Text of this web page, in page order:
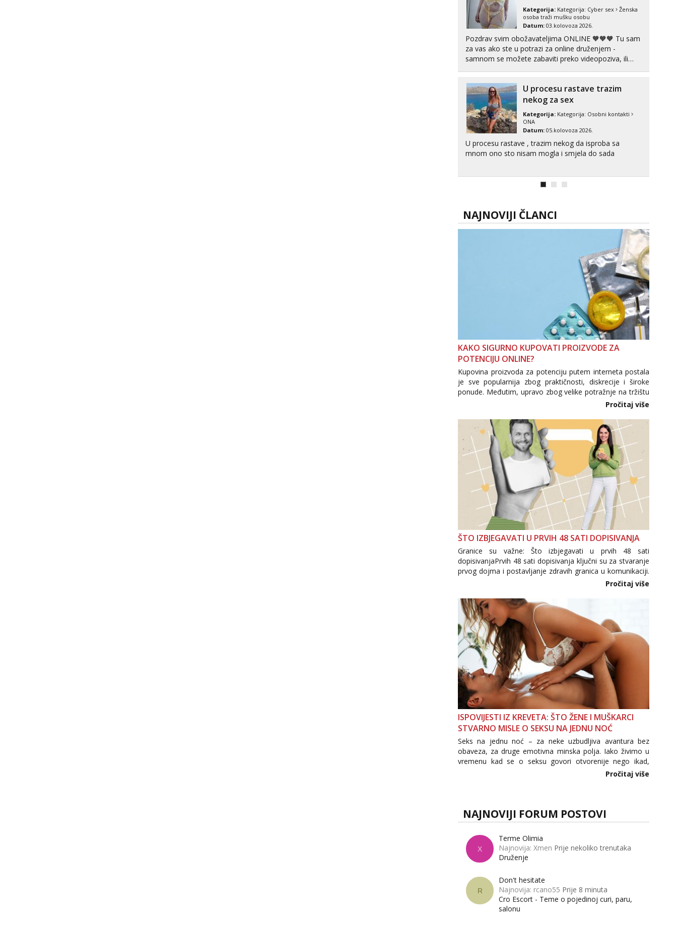
tel:0,93€ - mob:1,12€ min
Kategorija: Kategorija: Cyber sex
Ženska
osoba traži mušku osobu
Datum: 03.kolovoza 2026.
Pozdrav svim obožavateljima ONLINE 🧡🧡🧡 Tu sam
za vas ako ste u potrazi za online druženjem -
samnom se možete zabaviti preko videopoziva, ili
tipkanja uz slike i hot line pozive. Za vas sam
pripremila ...
U procesu rastave trazim
nekog za sex
Kategorija: Kategorija: Osobni kontakti
ONA
Datum: 05.kolovoza 2026.
U procesu rastave , trazim nekog da isproba sa
mnom ono sto nisam mogla i smjela do sada
NAJNOVIJI ČLANCI
KAKO SIGURNO KUPOVATI PROIZVODE ZA
POTENCIJU ONLINE?
Kupovina proizvoda za potenciju putem interneta postala
je sve popularnija zbog praktičnosti, diskrecije i široke
ponude. Međutim, upravo zbog velike potražnje na tržištu
se pojavljuju i brojni krivotvoreni proizvodi, nepouzdane
internetske trgovine te proizvodi nepoznatog podrijetla. ...
Pročitaj više
ŠTO IZBJEGAVATI U PRVIH 48 SATI DOPISIVANJA
Granice su važne: Što izbjegavati u prvih 48 sati
dopisivanjaPrvih 48 sati dopisivanja ključni su za stvaranje
prvog dojma i postavljanje zdravih granica u komunikaciji.
Važno je izbjeći prebrzo otkrivanje osobnih ili intimnih
informacija, jer nepoznata osoba još nije zaslužila to
povjerenje. Takođe...
Pročitaj više
ISPOVIJESTI IZ KREVETA: ŠTO ŽENE I MUŠKARCI
STVARNO MISLE O SEKSU NA JEDNU NOĆ
Seks na jednu noć – za neke uzbudljiva avantura bez
obaveza, za druge emotivna minska polja. Iako živimo u
vremenu kad se o seksu govori otvorenije nego ikad,
tema „jedne noći strasti“ i dalje izaziva burne rasprave. Što
Pročitaj više
NAJNOVIJI FORUM POSTOVI
X
Terme Olimia
Najnovija: Xmen Prije nekoliko trenutaka
Druženje
R
Don't hesitate
Najnovija: rcano55 Prije 8 minuta
Cro Escort - Teme o pojedinoj curi, paru,
salonu